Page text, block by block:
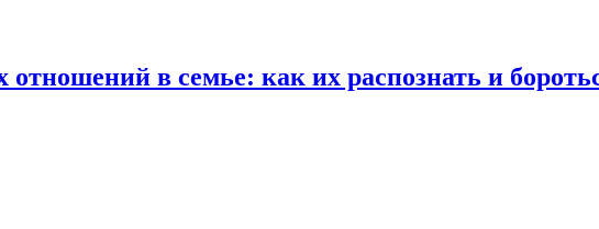
отношений в семье: как их распознать и